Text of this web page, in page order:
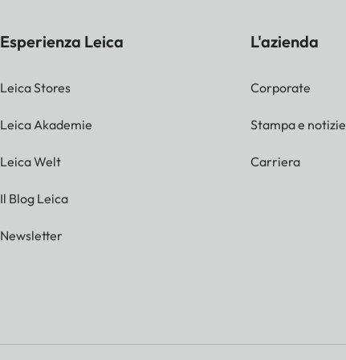
Esperienza Leica
Leica Stores
Leica Akademie
Leica Welt
Il Blog Leica
Newsletter
L'azienda
Corporate
Stampa e notizie
Carriera